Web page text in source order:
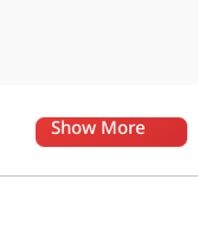
Show More